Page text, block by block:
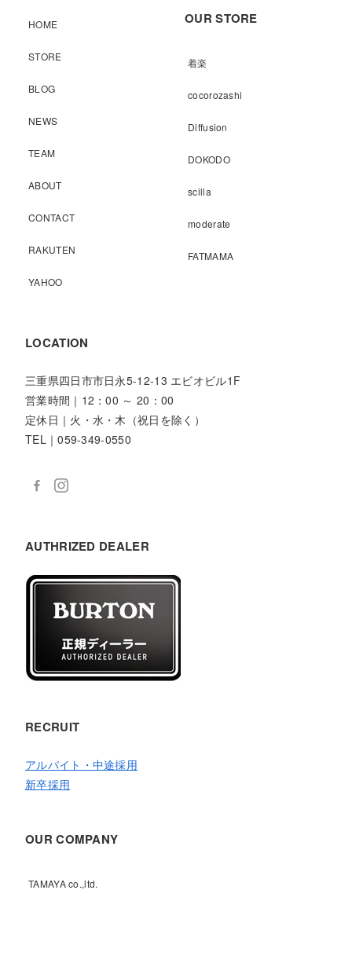
HOME
STORE
BLOG
NEWS
TEAM
ABOUT
CONTACT
RAKUTEN
YAHOO
OUR STORE
着楽
cocorozashi
Diffusion
DOKODO
scilla
moderate
FATMAMA
LOCATION
三重県四日市市日永5-12-13 エビオビル1F
営業時間｜12：00 ～ 20：00
定休日｜火・水・木（祝日を除く）
TEL｜059-349-0550
AUTHRIZED DEALER
RECRUIT
アルバイト・中途採用
新卒採用
OUR COMPANY
TAMAYA co.,ltd.